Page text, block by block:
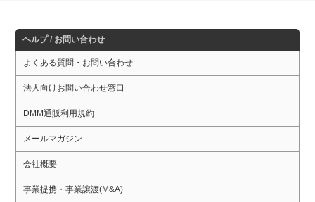
ヘルプ / お問い合わせ
よくある質問・お問い合わせ
法人向けお問い合わせ窓口
DMM通販利用規約
メールマガジン
会社概要
事業提携・事業譲渡(M&A)